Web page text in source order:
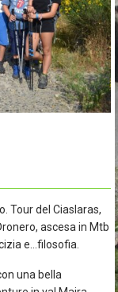
Tour del Ciaslaras,
ascesa in Mtb
e…filosofia.
una bella